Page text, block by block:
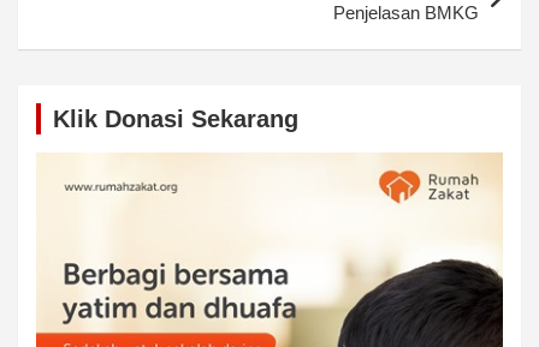
Penjelasan BMKG
Klik Donasi Sekarang